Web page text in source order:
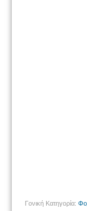
Γονική Κατηγορία: